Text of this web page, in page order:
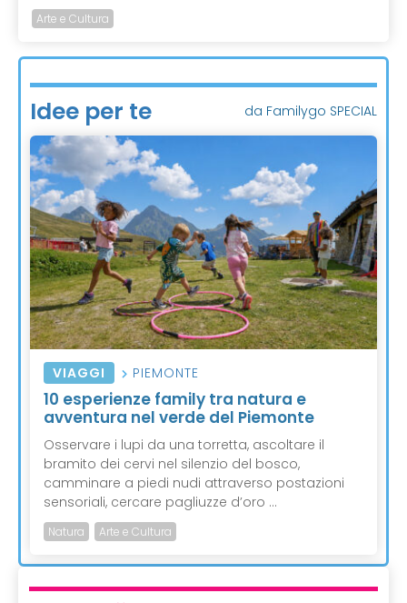
Arte e Cultura
Idee per te da Familygo SPECIAL
VIAGGI PIEMONTE
10 esperienze family tra natura e
avventura nel verde del Piemonte
Osservare i lupi da una torretta, ascoltare il
bramito dei cervi nel silenzio del bosco,
camminare a piedi nudi attraverso postazioni
sensoriali, cercare pagliuzze d’oro ...
Natura Arte e Cultura